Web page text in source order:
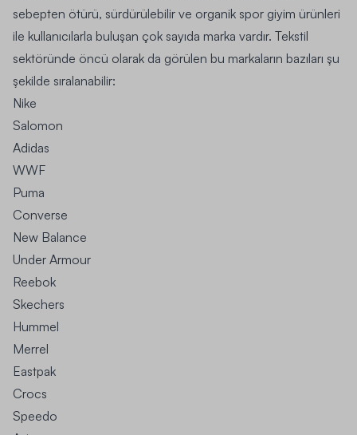
sebepten ötürü, sürdürülebilir ve organik spor giyim ürünleri
ile kullanıcılarla buluşan çok sayıda marka vardır. Tekstil
sektöründe öncü olarak da görülen bu markaların bazıları şu
şekilde sıralanabilir:
Nike
Salomon
Adidas
WWF
Puma
Converse
New Balance
Under Armour
Reebok
Skechers
Hummel
Merrel
Eastpak
Crocs
Speedo